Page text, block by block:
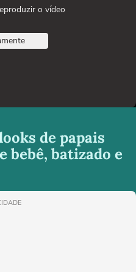
o vídeo
de papais
bebê, batizado e